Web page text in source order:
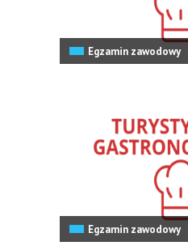
Egzamin zawodowy
Egzamin zawodowy